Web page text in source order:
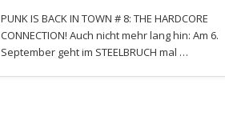
PUNK IS BACK IN TOWN # 8: THE HARDCORE
CONNECTION! Auch nicht mehr lang hin: Am 6.
September geht im STEELBRUCH mal …